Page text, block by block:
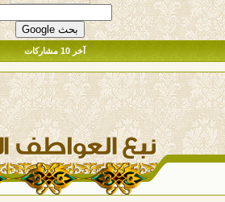
آخر 10 مشاركات